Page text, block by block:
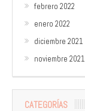
febrero 2022
enero 2022
diciembre 2021
noviembre 2021
CATEGORÍAS